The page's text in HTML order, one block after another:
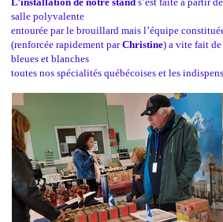
salle polyvalente
entourée par le brouillard mais l’équipe
(renforcée rapidement parChristine) a vite fait
bleues et blanches
toutes nos spécialités québécoises et les